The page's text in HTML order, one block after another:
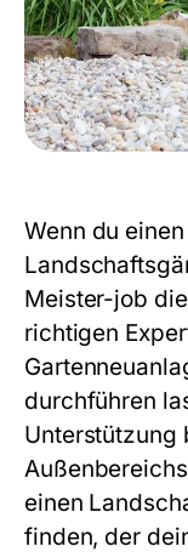
Wenn du
Meister-job
richtigen
durchführen
Unterstützung
einen
finden, der